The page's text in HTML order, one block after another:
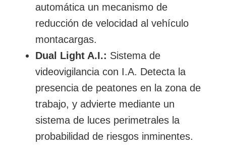
automática un mecanismo de
reducción de velocidad al vehículo
montacargas.
Dual Light A.I.: Sistema de
videovigilancia con I.A. Detecta la
presencia de peatones en la zona de
trabajo, y advierte mediante un
sistema de luces perimetrales la
probabilidad de riesgos inminentes.